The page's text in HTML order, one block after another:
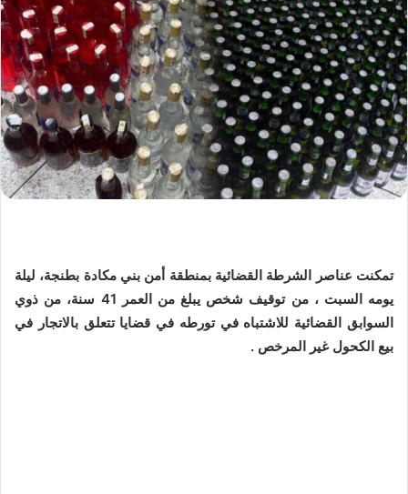
تمكنت عناصر الشرطة القضائية بمنطقة أمن بني مكادة بطنجة، ليلة
يومه السبت ، من توقيف شخص يبلغ من العمر 41 سنة، من ذوي
السوابق القضائية للاشتباه في تورطه في قضايا تتعلق بالاتجار في
بيع الكحول غير المرخص .